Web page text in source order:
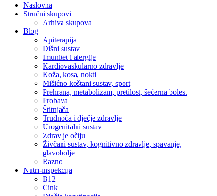
Naslovna
Stručni skupovi
Arhiva skupova
Blog
Apiterapija
Dišni sustav
Imunitet i alergije
Kardiovaskularno zdravlje
Koža, kosa, nokti
Mišićno koštani sustav, sport
Prehrana, metabolizam, pretilost, šećerna bolest
Probava
Štitnjača
Trudnoća i dječje zdravlje
Urogenitalni sustav
Zdravlje očiju
Živčani sustav, kognitivno zdravlje, spavanje,
glavobolje
Razno
Nutri-inspekcija
B12
Cink